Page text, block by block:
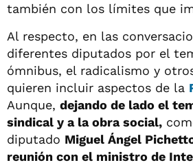
también con los límites que
Al respecto, en las
diferentes diputados por el
ómnibus, el radicalismo y
quieren incluir aspectos de la
Aunque, dejando de lado el
sindical y a la obra social,
diputado Miguel Ángel
reunión con el ministro de